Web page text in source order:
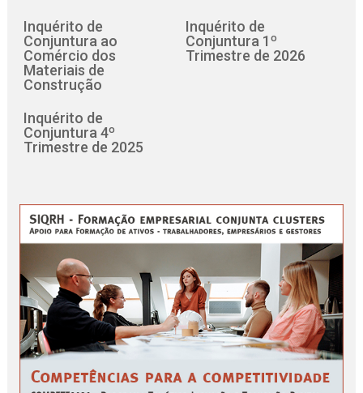
Inquérito de
Conjuntura ao
Comércio dos
Materiais de
Construção
Inquérito de
Conjuntura 1º
Trimestre de 2026
Inquérito de
Conjuntura 4º
Trimestre de 2025